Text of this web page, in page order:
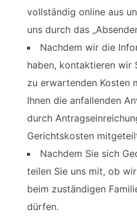
vollständig online aus
uns durch das
Nachdem wir die
haben, kontaktieren wir
zu erwartenden Kosten
Ihnen die anfallenden
durch
Gerichtskosten
Nachdem Sie sich
teilen Sie uns mit, ob
beim zuständigen
dürfen.